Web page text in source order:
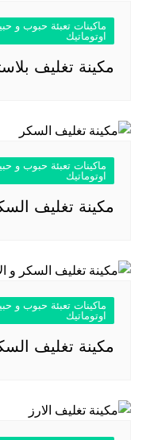
ماكينات تعبئة حبوب و
اوتوماتيك
مكينة تغليف
ماكينات تعبئة حبوب و
اوتوماتيك
مكينة تغليف
ماكينات تعبئة حبوب و
اوتوماتيك
مكينة تغليف